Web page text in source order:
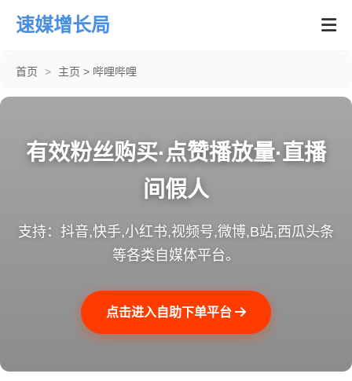
速媒增长局
首页 > 主页 > 哔哩哔哩
有效粉丝购买·点赞播放量·直播
间假人
支持：抖音,快手,小红书,视频号,微博,B站,西瓜头条
等各类自媒体平台。
点击进入自助下单平台